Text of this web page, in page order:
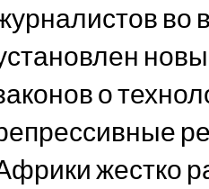
во
о
жестко